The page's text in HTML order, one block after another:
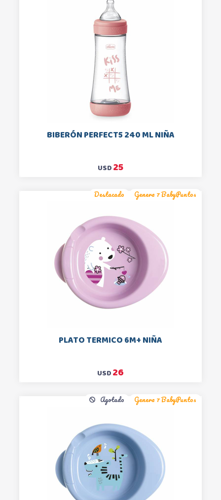
BIBERÓN PERFECT5 240 ML NIÑA
USD25
Destacado Genera 7 BabyPuntos
PLATO TERMICO 6M+ NIÑA
USD26
Agotado Genera 7 BabyPuntos